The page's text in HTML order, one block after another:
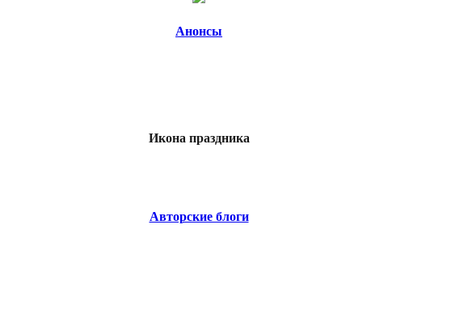
Анонсы
Икона праздника
Авторские блоги